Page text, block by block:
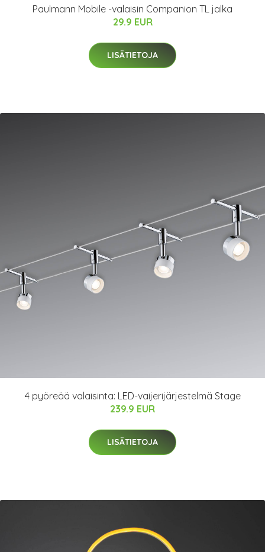
Paulmann Mobile -valaisin Companion TL jalka
29.9 EUR
LISÄTIETOJA
4 pyöreää valaisinta: LED-vaijerijärjestelmä Stage
239.9 EUR
LISÄTIETOJA